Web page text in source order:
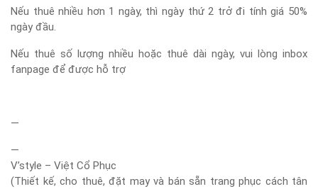
Nếu thuê nhiều hơn 1 ngày, thì ngày thứ 2 trở đi tính giá 50%
ngày đầu.
Nếu thuê số lượng nhiều hoặc thuê dài ngày, vui lòng inbox
fanpage để được hỗ trợ
—
—
V’style – Việt Cổ Phục
(Thiết kế, cho thuê, đặt may và bán sẵn trang phục cách tân